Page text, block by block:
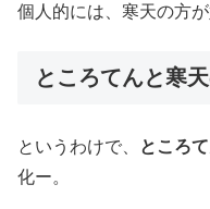
個人的には、寒天の方
ところてんと寒
というわけで、 ところ
化ー。